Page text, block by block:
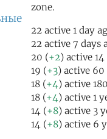
zone.
22 active 1 day
22 active 7 days
20 (+2) active
19 (+3) active 60
18 (+4) active
18 (+4) active 1
14 (+8) active 3
14 (+8) active 6